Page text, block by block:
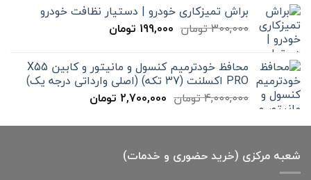
تا
براش تمیزکاری خودرو | دستیار نظافت خودرو
300,000تومان قیمت
بود.
199,000 تومانقیمت
199,000 تومان
است. محافظ خودترمیم کنسول و مانیتور و کابین X55
PRO اکسلنت (37 تکه) (اصلی وارداتی درجه یک)
4,000,000تومان قیمت
4,000,000 تومان
2,700,000 تومانقیمت
2,700,000 تومان
شعبه مرکزی (خرید حضوری و خدمات)